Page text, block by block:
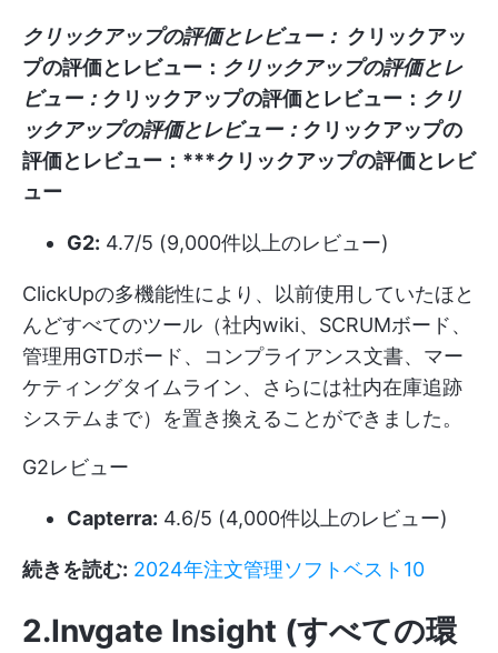
クリックアップの評価とレビュー： クリックアッ
プの評価とレビュー： クリックアップの評価とレ
ビュー： クリックアップの評価とレビュー： クリ
ックアップの評価とレビュー： クリックアップの
評価とレビュー：***クリックアップの評価とレビ
ュー
G2: 4.7/5 (9,000件以上のレビュー)
ClickUpの多機能性により、以前使用していたほと
んどすべてのツール（社内wiki、SCRUMボード、
管理用GTDボード、コンプライアンス文書、マー
ケティングタイムライン、さらには社内在庫追跡
システムまで）を置き換えることができました。
G2レビュー
Capterra: 4.6/5 (4,000件以上のレビュー)
続きを読む: 2024年注文管理ソフトベスト10
2.Invgate Insight (すべての環